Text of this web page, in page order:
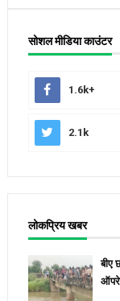
सोशल मीडिया काउंटर
1.6k+
2.1k
लोकप्रिय खबर
बीए